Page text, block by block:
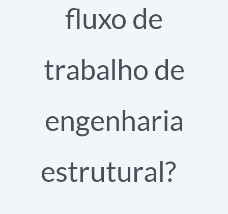
fluxo de
trabalho de
engenharia
estrutural?